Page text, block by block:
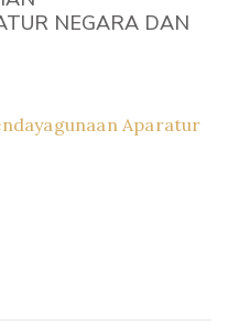
NEGARA DAN
Aparatur